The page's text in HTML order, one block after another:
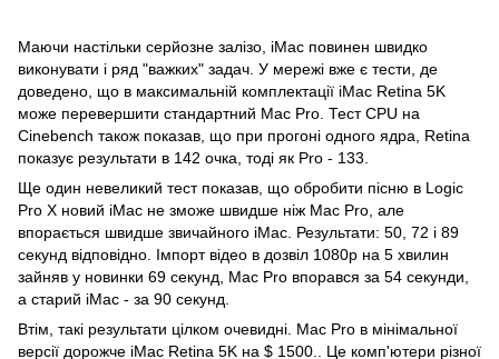
Маючи настільки серйозне залізо, iMac повинен швидко
виконувати і ряд "важких" задач. У мережі вже є тести, де
доведено, що в максимальній комплектації iMac Retina 5K
може перевершити стандартний Mac Pro. Тест CPU на
Cinebench також показав, що при прогоні одного ядра, Retina
показує результати в 142 очка, тоді як Pro - 133.
Ще один невеликий тест показав, що обробити пісню в Logic
Pro X новий iMac не зможе швидше ніж Mac Pro, але
впорається швидше звичайного iMac. Результати: 50, 72 і 89
секунд відповідно. Імпорт відео в дозвіл 1080p на 5 хвилин
зайняв у новинки 69 секунд, Mac Pro впорався за 54 секунди,
а старий iMac - за 90 секунд.
Втім, такі результати цілком очевидні. Mac Pro в мінімальної
версії дорожче iMac Retina 5K на $ 1500.. Це комп'ютери різної